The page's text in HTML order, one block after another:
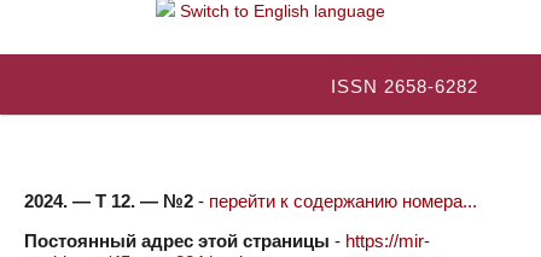
Switch to English language
ISSN 2658-6282
2024. — Т 12. — №2 - перейти к содержанию номера...
Постоянный адрес этой страницы - https://mir-